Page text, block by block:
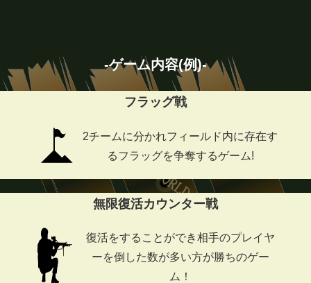
-ゲーム内容(例)-
フラッグ戦
2チームに分かれフィールド内に存在す
るフラッグを争奪するゲーム!
無限復活カウンター戦
復活をすることができ相手のプレイヤ
ーを倒した数が多い方が勝ちのゲー
ム！